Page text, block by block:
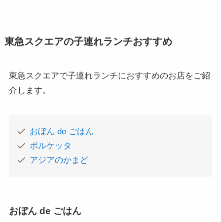
東急スクエアの子連れランチおすすめ
東急スクエアで子連れランチにおすすめのお店をご紹
介します。
おぼん de ごはん
ポルケッタ
アジアのかまど
おぼん de ごはん